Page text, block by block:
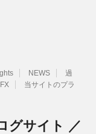
NEWS
過
当サイトのプラ
グサイト ／